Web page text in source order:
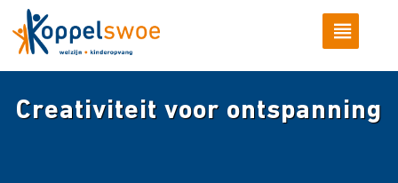
Creativiteit voor ontspanning